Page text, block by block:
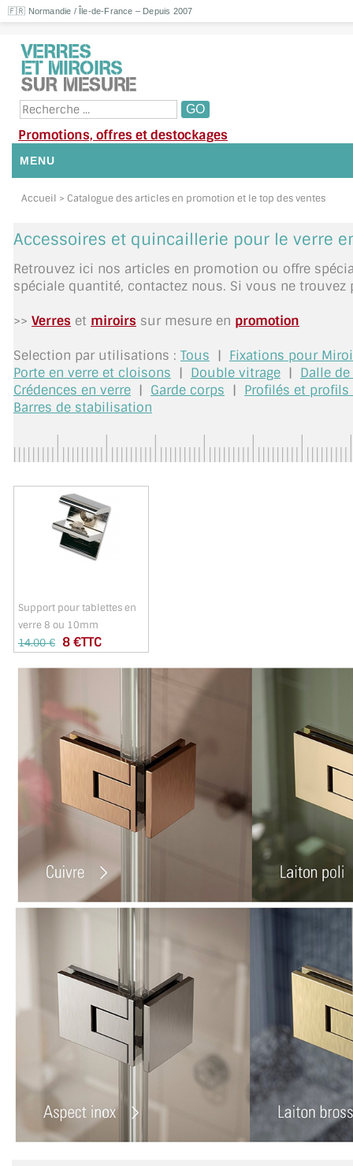
🇫🇷 Normandie / Île-de-France – Depuis 2007
Promotions, offres et destockages
MENU
NOUS CONTACTER
MON COMPTE / SE CONNECTER
DEMANDE DE DEVIS
TOUS LES TARIFS AU M2
GUIDE : CHOIX PAR UTILISATION
INSPIRATIONS ET NOUVEAUTÉS
MIROIRS VIEILLIS AMBIANCE BRASSERIE
MIROIR SUR MESURE
MIROIR DÉCORATIF DE COULEUR
LOTS DE MIROIRS EN MOZAÏQUE
MIROIR POUR PORTE
MIROIR DE SALLE DE BAIN
MIROIR PAROI DE DOUCHE
MIROIR POUR SALLE DE SPORT
MIROIR POUR SALLE DE DANSE
MIROIR ENCADRÉ
VERRE SUR MESURE
VERRE TREMPÉ (SÉCURIT)
PAROI DE DOUCHE
VERRE FEUILLETÉ
VERRE ANTI-REFLET
VERRE LAQUÉ/CRÉDENCE
Accueil > Catalogue des articles en promotion et le top des ventes
Accessoires et quincaillerie pour le verre
Retrouvez ici nos articles en promotion ou offre
spéciale quantité, contactez nous. Si vous ne trouvez
>> Verres et miroirs sur mesure en promotion
Selection par utilisations : Tous | Fixations pour
Porte en verre et cloisons | Double vitrage | Dalle
Crédences en verre | Garde corps | Profilés et profils
Barres de stabilisation
Support pour tablettes en
verre 8 ou 10mm
14.00 € 8 €TTC